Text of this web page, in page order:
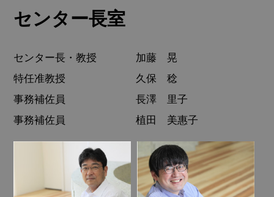
センター長室
センター長・教授
加藤 晃
特任准教授
久保 稔
事務補佐員
長澤 里子
事務補佐員
植田 美惠子